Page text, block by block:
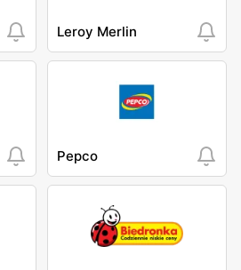
Leroy Merlin
Pepco